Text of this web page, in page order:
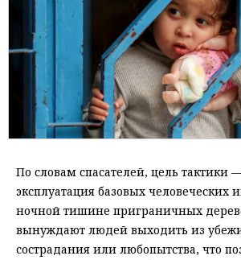
По словам спасателей, цель тактики
эксплуатация базовых человеческих
ночной тишине приграничных
вынуждают людей выходить из
сострадания или любопытства, что